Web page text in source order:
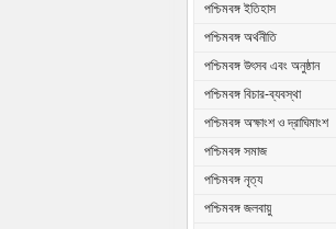
পশ্চিমবঙ্গ ইতিহাস
পশ্চিমবঙ্গ অর্থনীতি
পশ্চিমবঙ্গ উৎসব এবং অনুষ্ঠান
পশ্চিমবঙ্গ বিচার-ব্যবস্থা
পশ্চিমবঙ্গ অক্ষাংশ ও দ্রাঘিমাংশ
পশ্চিমবঙ্গ সমাজ
পশ্চিমবঙ্গ নৃত্য
পশ্চিমবঙ্গ জলবায়ু